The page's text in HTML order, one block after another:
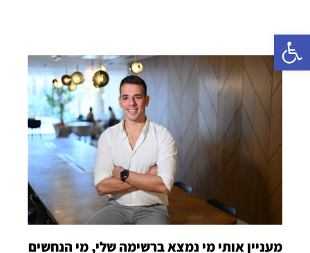
פתח סרגל נגישות
מעניין אותי מי נמצא ברשימה שלי, מי הנחשים